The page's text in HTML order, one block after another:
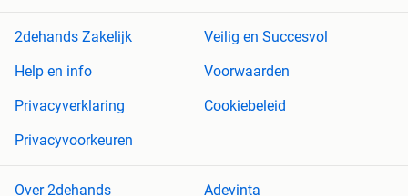
2dehands Zakelijk
Veilig en Succesvol
Help en info
Voorwaarden
Privacyverklaring
Cookiebeleid
Privacyvoorkeuren
Over 2dehands Adevinta